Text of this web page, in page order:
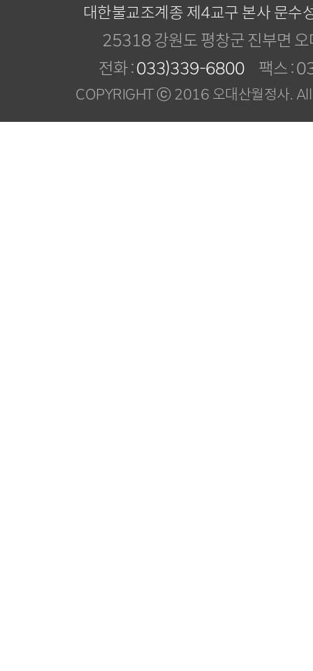
대한불교조계종 제4교구 본사 문수
25318 강원도 평창군 진부면
전화 :033)339-6800 팩스 :
COPYRIGHT ⓒ 2016 오대산월정사.